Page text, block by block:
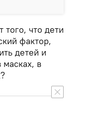
что дети
фактор,
детей и
в